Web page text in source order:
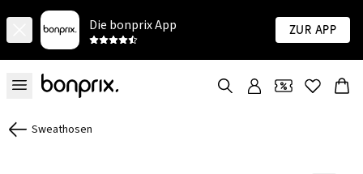
Die bonprix App Zur App
Sweathosen